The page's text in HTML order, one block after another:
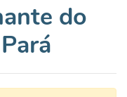
do